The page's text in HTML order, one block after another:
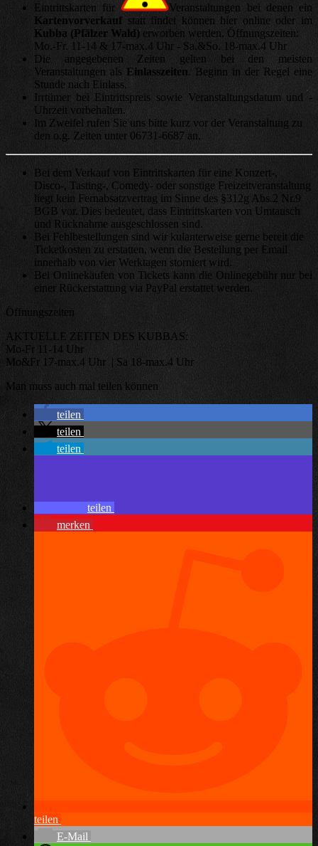
Eintrittskarten für
Veranstaltungen bei denen ein
Kartenvorverkauf statt findet können hier online oder im
Kubba (Pfälzer Wald)erworben werden. Öffnungszeiten:
Mo.-Fr. 11-14 & 17-max.4 Uhr - Sa.&So. 18-max.4 Uhr
Die angegebenen Zeiten gelten bei den meisten
Veranstaltungen als Einlasszeiten. Beginn in der Regel eine
Stunde nach Einlass.
Irrtümer bei Eintrittspreis sowie Veranstaltungsdatum und -
Uhrzeit vorbehalten.
Im Zweifel rufen Sie uns bitte kurz vor der Veranstaltung zu
den o.g. Zeiten unter 06731-6687 an.
Bei dem Verkauf von Eintrittskarten für eine Konzert-,
Disco-, Tasting-, Comedy- oder sonstige Freizeitveranstaltung
liegt kein Fernabsatzvertrag im Sinne des §312g Abs.2 Nr.9
BGB vor. Dies bedeutet, dass Eintrittskarten von Umtausch
und Rücknahme ausgeschlossen sind.
Bei Fehlbestellungen sind wir kulanterweise gerne bereit die
Ticketkosten zu erstatten, wenn die Bestellung per Email
innerhalb von vier Werktagen storniert wird.
Bei Onlinekäufen von Tickets kann die Onlinegebühr nur bei
einer Rückerstattung via PayPal erstattet werden.
Öffnungszeiten
AKTUELLE ZEITEN DES KUBBAS:
Mo-Fr 11-14 Uhr
Mo&Fr 17-max.4 Uhr | Sa 18-max.4 Uhr
Man muss auch mal teilen können
teilen
teilen
teilen
teilen
merken
teilen
E-Mail